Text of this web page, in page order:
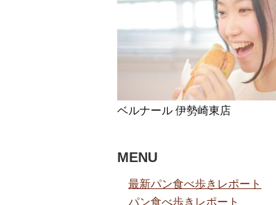
ベルナール 伊勢崎東店
MENU
最新パン食べ歩きレポート
パン食べ歩きレポート